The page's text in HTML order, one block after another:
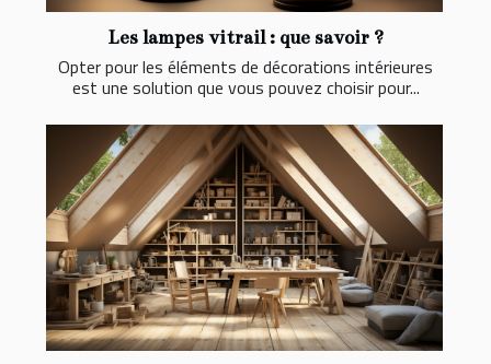
Les lampes vitrail : que savoir ?
Opter pour les éléments de décorations intérieures
est une solution que vous pouvez choisir pour...